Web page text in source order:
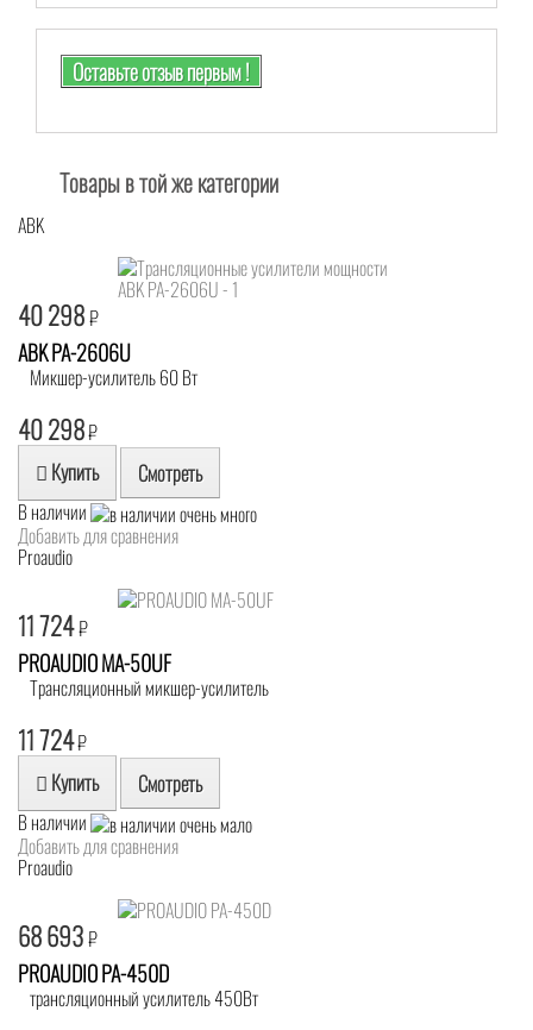
Оставьте отзыв первым !
Товары в той же категории
ABK
40 298₽
ABK PA-2606U
Микшер-усилитель 60 Вт
40 298₽
Купить Смотреть
В наличии
Добавить для сравнения
Proaudio
11 724₽
PROAUDIO MA-50UF
Трансляционный микшер-усилитель
11 724₽
Купить Смотреть
В наличии
Добавить для сравнения
Proaudio
68 693₽
PROAUDIO PA-450D
трансляционный усилитель 450Вт